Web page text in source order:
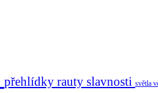
přehlídky rauty slavnosti světla